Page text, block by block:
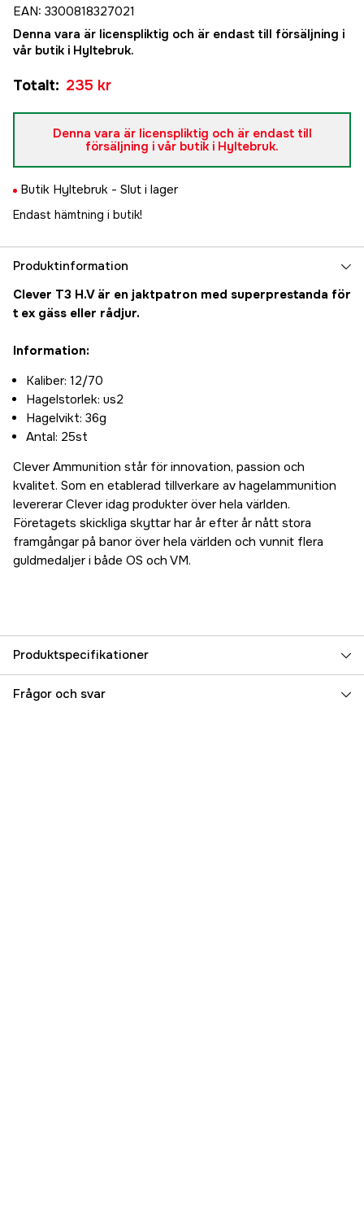
EAN: 3300818327021
Denna vara är licenspliktig och är endast till försäljning i
vår butik i Hyltebruk.
Totalt: 235 kr
Denna vara är licenspliktig och är endast till
försäljning i vår butik i Hyltebruk.
Butik Hyltebruk - Slut i lager
Endast hämtning i butik!
Produktinformation
Clever T3 H.V är en jaktpatron med superprestanda för
t ex gäss eller rådjur.
Information:
Kaliber: 12/70
Hagelstorlek: us2
Hagelvikt: 36g
Antal: 25st
Clever Ammunition står för innovation, passion och
kvalitet. Som en etablerad tillverkare av hagelammunition
levererar Clever idag produkter över hela världen.
Företagets skickliga skyttar har år efter år nått stora
framgångar på banor över hela världen och vunnit flera
guldmedaljer i både OS och VM.
Produktspecifikationer
Typ av ammunition Jakt
Frågor och svar